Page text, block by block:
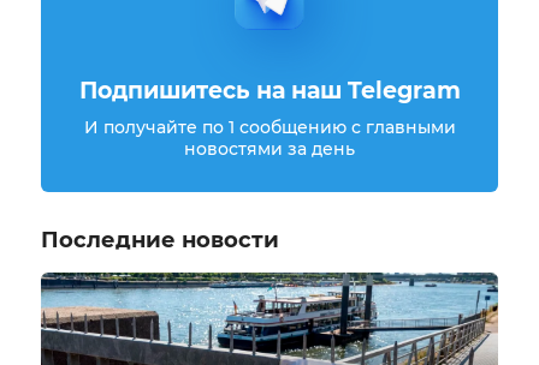
Подпишитесь на наш Telegram
И получайте по 1 сообщению с главными
новостями за день
Последние новости